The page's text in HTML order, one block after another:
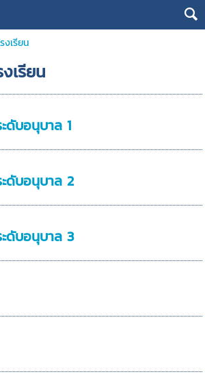
เรียน
เรียน
ดับอนุบาล 1
ดับอนุบาล 2
ดับอนุบาล 3